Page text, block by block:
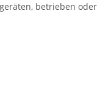
betrieben oder